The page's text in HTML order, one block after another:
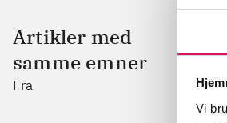
Vi
Artikler med
samme emner
Fra